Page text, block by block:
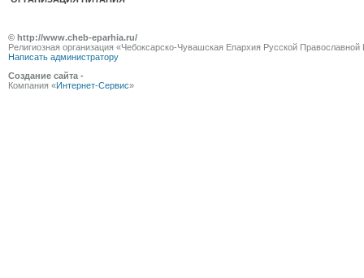
© http://www.cheb-eparhia.ru/
Религиозная организация «Чебоксарско-Чувашская Епархия Русской
Написать администратору
Создание сайта -
Компания «Интернет-Сервис»